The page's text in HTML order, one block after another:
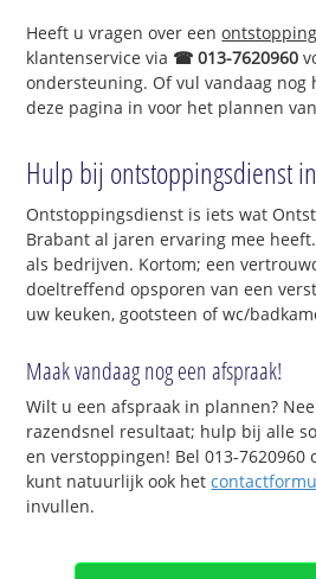
Heeft u vragen over een
klantenservice via ☎ 013-7620960
ondersteuning. Of vul vandaag
deze pagina in voor het plannen
Hulp bij ontstoppingsdienst
Ontstoppingsdienst is iets wat
Brabant al jaren ervaring mee
als bedrijven. Kortom; een
doeltreffend opsporen van een
uw keuken, gootsteen of wc/
Maak vandaag nog een afspraak!
Wilt u een afspraak in plannen?
razendsnel resultaat; hulp bij alle
en verstoppingen! Bel 013-
kunt natuurlijk ook het
invullen.